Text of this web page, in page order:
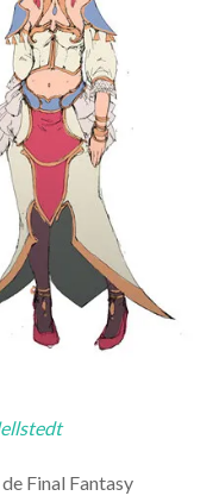
Final Fantasy